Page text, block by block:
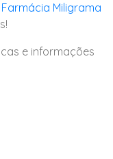
Miligrama
e informações